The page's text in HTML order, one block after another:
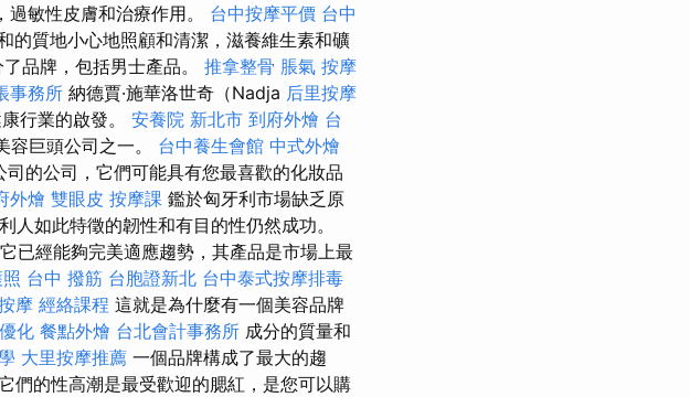
敏性皮膚和治療作用。 台中按摩平價 台中
的質地小心地照顧和清潔，滋養維生素和礦
品牌，包括男士產品。 推拿整骨 脹氣 按摩
事務所 納德賈·施華洛世奇（Nadja 后里按摩
行業的啟發。 安養院 新北市 到府外燴 台
巨頭公司之一。 台中養生會館 中式外燴
司的公司，它們可能具有您最喜歡的化妝品
外燴 雙眼皮 按摩課 鑑於匈牙利市場缺乏原
如此特徵的韌性和有目的性仍然成功。
已經能夠完美適應趨勢，其產品是市場上最
台中 撥筋 台胞證新北 台中泰式按摩排毒
摩 經絡課程 這就是為什麼有一個美容品牌
化 餐點外燴 台北會計事務所 成分的質量和
大里按摩推薦 一個品牌構成了最大的趨
們的性高潮是最受歡迎的腮紅，是您可以購